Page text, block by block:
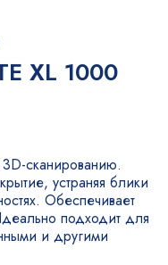
XL 1000
сканированию.
устраняя блики
Обеспечивает
подходит для
и другими